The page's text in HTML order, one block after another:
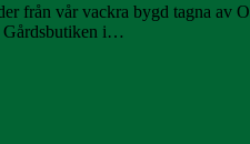
från vår vackra bygd tagna
Gårdsbutiken i…